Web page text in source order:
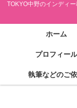
TOKYO中野のインディ
ホーム
プロフィール
執筆などのご